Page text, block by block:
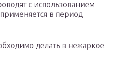
с использованием
в период
делать в нежаркое